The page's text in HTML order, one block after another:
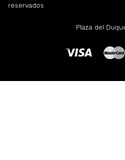
reservados
Plaza del